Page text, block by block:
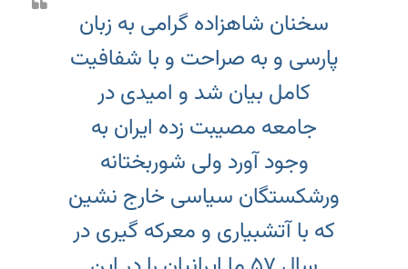
سخنان شاهزاده گرامی به زبان
پارسی و به صراحت و با شفافیت
کامل بیان شد و امیدی در
جامعه مصیبت زده ایران به
وجود آورد ولی شوربختانه
ورشکستگان سیاسی خارج نشین
که با آتشبیاری و معرکه گیری در